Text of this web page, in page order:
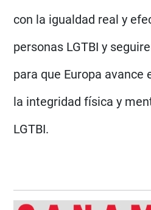
con la igualdad real y
personas LGTBI y
para que Europa avance
la integridad física y
LGTBI.